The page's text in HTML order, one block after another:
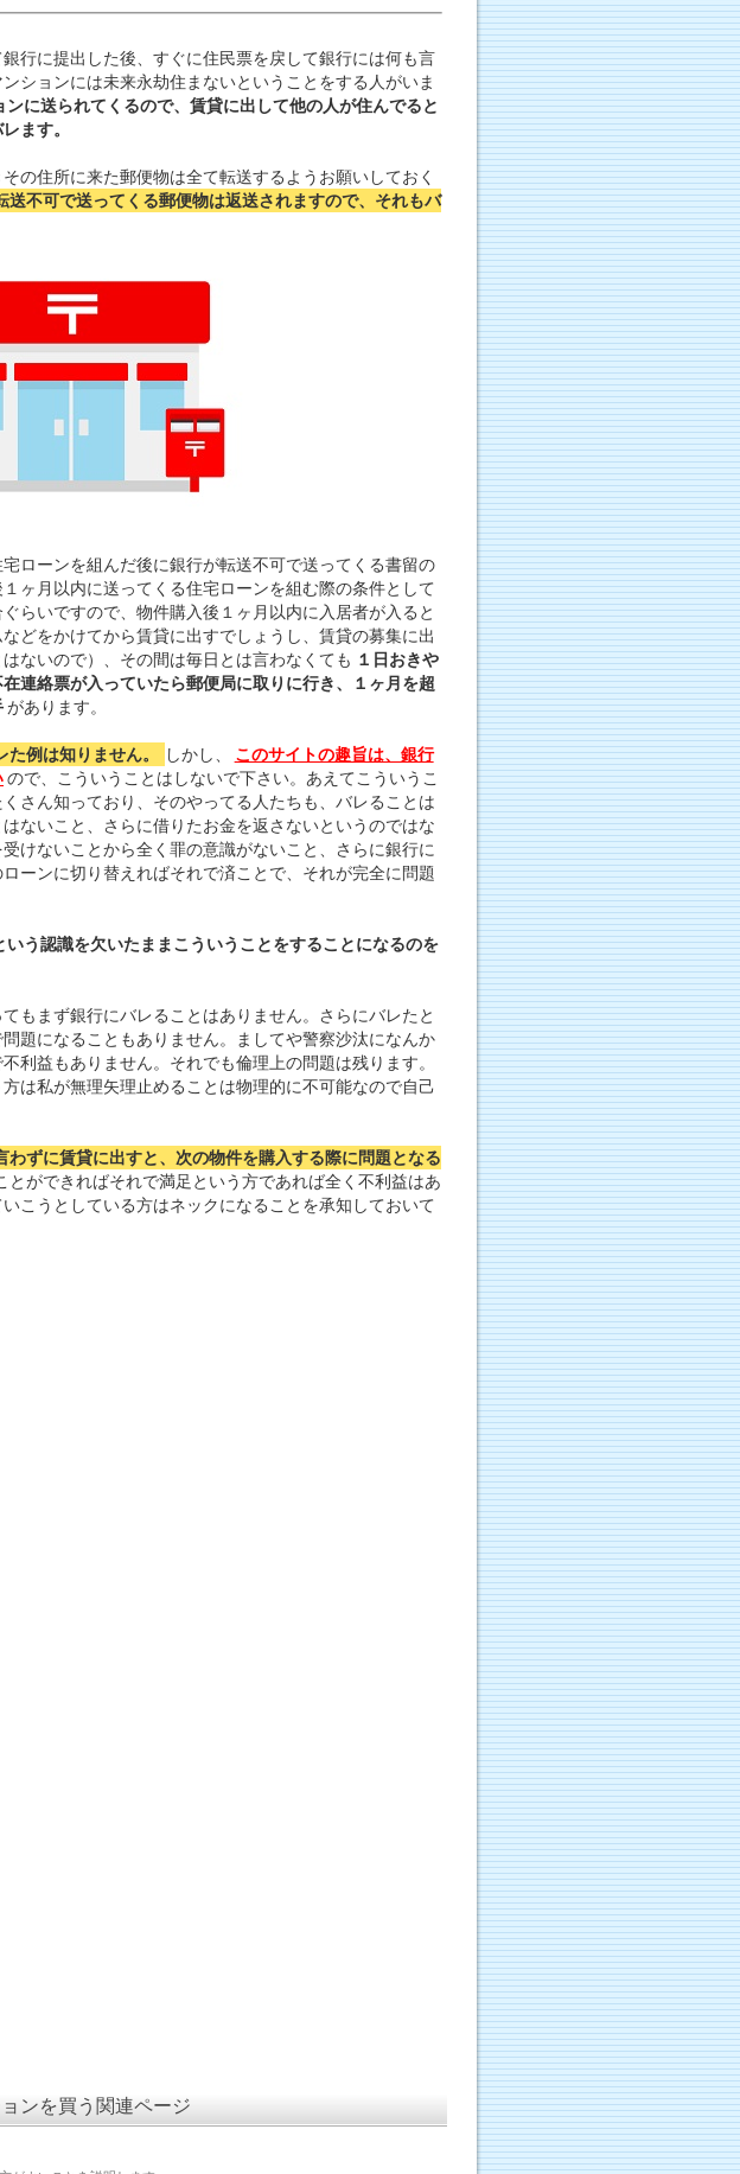
行に提出した後、すぐに住民票を戻して銀行には何も言
ションには未来永劫住まないということをする人がいま
に送られてくるので、賃貸に出して他の人が住んでると
ます。
の住所に来た郵便物は全て転送するようお願いしておく
送不可で送ってくる郵便物は返送されますので、それもバ
ローンを組んだ後に銀行が転送不可で送ってくる書留の
ヶ月以内に送ってくる住宅ローンを組む際の条件として
らいですので、物件購入後１ヶ月以内に入居者が入ると
どをかけてから賃貸に出すでしょうし、賃貸の募集に出
ないので）、その間は毎日とは言わなくても １日おきや
連絡票が入っていたら郵便局に取りに行き、１ヶ月を超
があります。
例は知りません。 しかし、
このサイトの趣旨は、銀行
ので、こういうことはしないで下さい。あえてこういうこ
さん知っており、そのやってる人たちも、バレることは
ないこと、さらに借りたお金を返さないというのではな
けないことから全く罪の意識がないこと、さらに銀行に
ーンに切り替えればそれで済ことで、それが完全に問題
いう認識を欠いたままこういうことをすることになるのを
もまず銀行にバレることはありません。さらにバレたと
題になることもありません。ましてや警察沙汰になんか
利益もありません。それでも倫理上の問題は残ります。
は私が無理矢理止めることは物理的に不可能なので自己
わずに賃貸に出すと、次の物件を購入する際に問題となる
とができればそれで満足という方であれば全く不利益はあ
こうとしている方はネックになることを承知しておいて
ンを買う関連ページ